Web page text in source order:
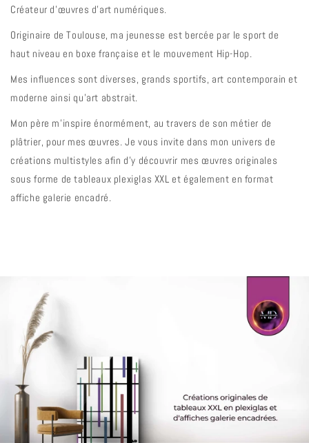
Créateur d'œuvres d'art numériques.
Originaire de Toulouse, ma jeunesse est bercée par le sport de
haut niveau en boxe française et le mouvement Hip-Hop.
Mes influences sont diverses, grands sportifs, art contemporain et
moderne ainsi qu'art abstrait.
Mon père m'inspire énormément, au travers de son métier de
plâtrier, pour mes œuvres. Je vous invite dans mon univers de
créations multistyles afin d'y découvrir mes œuvres originales
sous forme de tableaux plexiglas XXL et également en format
affiche galerie encadré.